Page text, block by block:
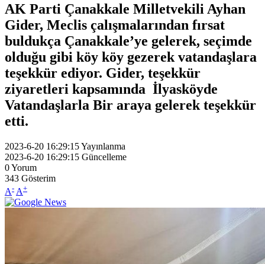
AK Parti Çanakkale Milletvekili Ayhan
Gider, Meclis çalışmalarından fırsat
buldukça Çanakkale’ye gelerek, seçimde
olduğu gibi köy köy gezerek vatandaşlara
teşekkür ediyor. Gider, teşekkür
ziyaretleri kapsamında İlyasköyde
Vatandaşlarla Bir araya gelerek teşekkür
etti.
2023-6-20 16:29:15Yayınlanma
2023-6-20 16:29:15 Güncelleme
0Yorum
343 Gösterim
A- A+